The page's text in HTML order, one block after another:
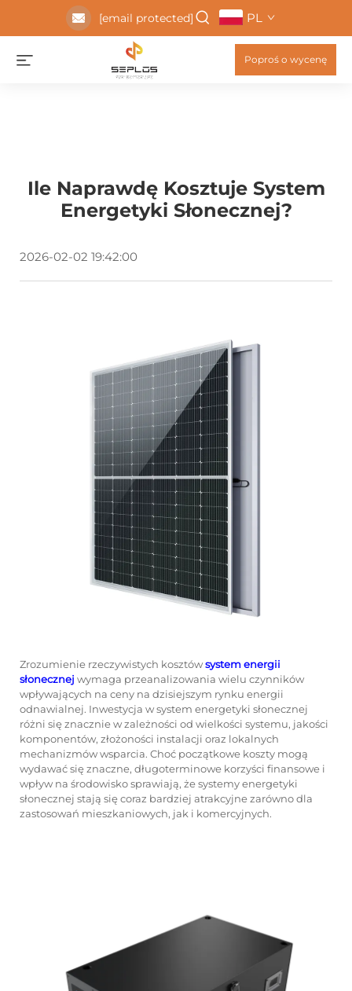
[email protected] PL
Poproś o wycenę
Ile Naprawdę Kosztuje System
Energetyki Słonecznej?
2026-02-02 19:42:00
Zrozumienie rzeczywistych kosztówsystem energii
słonecznej wymaga przeanalizowania wielu czynników
wpływających na ceny na dzisiejszym rynku energii
odnawialnej. Inwestycja w system energetyki słonecznej
różni się znacznie w zależności od wielkości systemu, jakości
komponentów, złożoności instalacji oraz lokalnych
mechanizmów wsparcia. Choć początkowe koszty mogą
wydawać się znaczne, długoterminowe korzyści finansowe i
wpływ na środowisko sprawiają, że systemy energetyki
słonecznej stają się coraz bardziej atrakcyjne zarówno dla
zastosowań mieszkaniowych, jak i komercyjnych.